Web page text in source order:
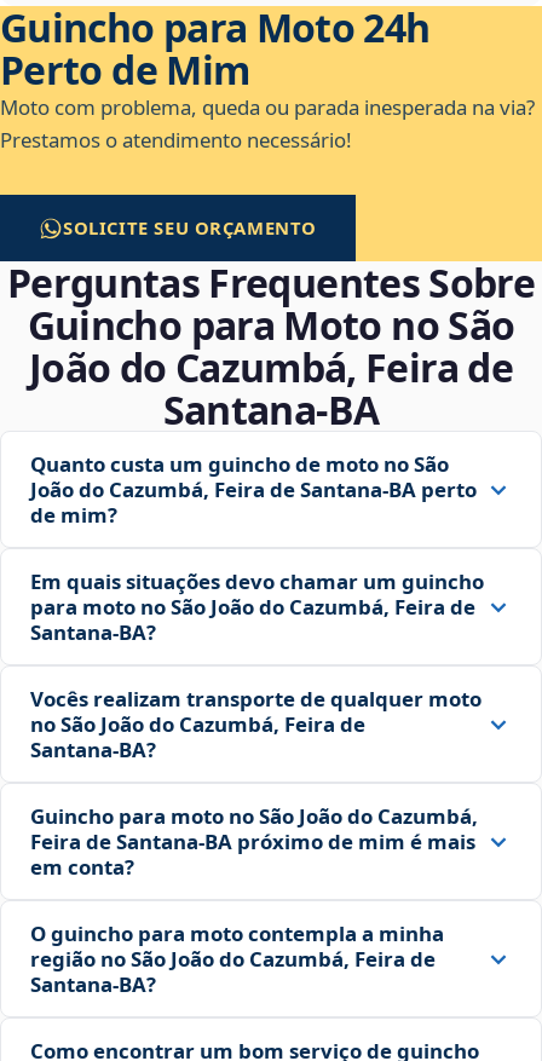
Guincho para Moto 24h
Perto de Mim
Moto com problema, queda ou parada inesperada na via?
Prestamos o atendimento necessário!
SOLICITE SEU ORÇAMENTO
Perguntas Frequentes Sobre
Guincho para Moto no São
João do Cazumbá, Feira de
Santana‑BA
Quanto custa um guincho de moto no São
João do Cazumbá, Feira de Santana‑BA perto
de mim?
Em quais situações devo chamar um guincho
para moto no São João do Cazumbá, Feira de
Santana‑BA?
Vocês realizam transporte de qualquer moto
no São João do Cazumbá, Feira de
Santana‑BA?
Guincho para moto no São João do Cazumbá,
Feira de Santana‑BA próximo de mim é mais
em conta?
O guincho para moto contempla a minha
região no São João do Cazumbá, Feira de
Santana‑BA?
Como encontrar um bom serviço de guincho